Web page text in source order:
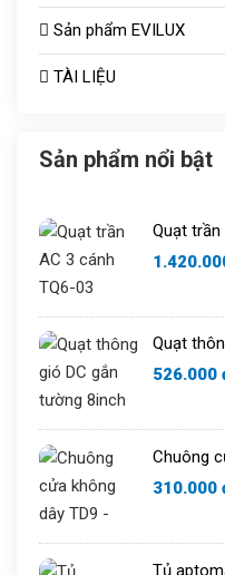
Đèn chiếu sáng TOT
Công tắc ổ cắm
Quạt thông gió
Chuông cửa
Sản phẩm EVILUX
Bóng sưởi
Bóng bulb
TÀI LIỆU
Sản phẩm nổi bật
Quạt trần
Quạt
526.000
Chuông
310.000
Tủ